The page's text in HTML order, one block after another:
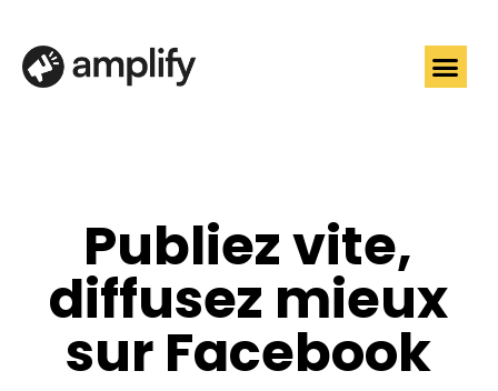
Publiez vite,
diffusez mieux
sur Facebook